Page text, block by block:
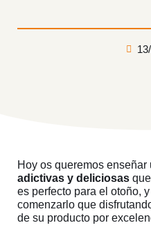
Hoy os queremos
adictivas y deliciosas
es perfecto para el otoño,
comenzarlo que
de su producto por